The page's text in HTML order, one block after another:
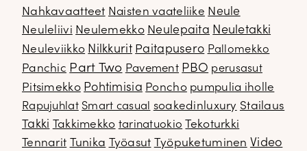
Nahkavaatteet Naisten vaateliike Neule
Neuleliivi Neulemekko Neulepaita Neuletakki
Neuleviikko Nilkkurit Paitapusero Pallomekko
Panchic Part Two Pavement PBO perusasut
Pitsimekko Pohtimisia Poncho pumpulia iholle
Rapujuhlat Smart casual soakedinluxury Stailaus
Takki
Takkimekko tarinatuokio
Tekoturkki
Tennarit
Tunika Työasut Työpuketuminen Video